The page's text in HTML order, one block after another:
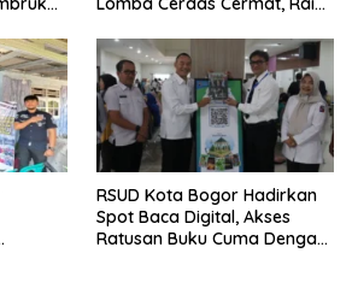
Se-Bogor
RSUD Kota Bogor Hadirkan
Spot Baca Digital, Akses
Ratusan Buku Cuma Dengan